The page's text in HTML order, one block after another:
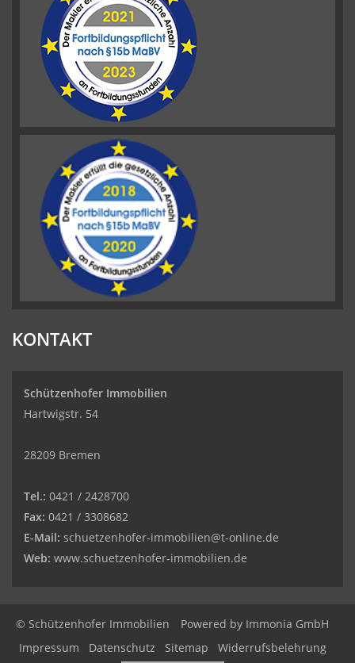
KONTAKT
Schützenhofer Immobilien
Hartwigstr. 54
28209 Bremen
Tel.: 0421 / 2428700
Fax: 0421 / 3308682
E-Mail: schuetzenhofer-immobilien@t-online.de
Web: www.schuetzenhofer-immobilien.de
© Schützenhofer Immobilien Powered by Immonia GmbH
Impressum
Datenschutz Sitemap Widerrufsbelehrung